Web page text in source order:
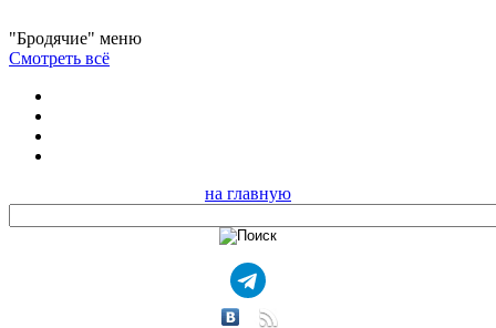
"Бродячие" меню
Смотреть всё
на главную